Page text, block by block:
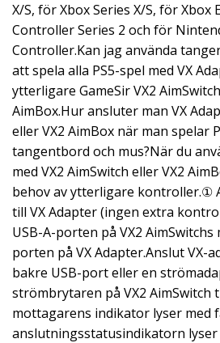
X/S, för Xbox Series X/S, för Xbox
Controller Series 2 och för
Controller.Kan jag använda
att spela alla PS5-spel med VX
ytterligare GameSir VX2
AimBox.Hur ansluter man VX
eller VX2 AimBox när man spelar
tangentbord och mus?När du
med VX2 AimSwitch eller VX2
behov av ytterligare kontroller.①
till VX Adapter (ingen extra
USB-A-porten på VX2
porten på VX Adapter.Anslut VX-
bakre USB-port eller en
strömbrytaren på VX2 AimSwitch
mottagarens indikator lyser med
anslutningsstatusindikatorn